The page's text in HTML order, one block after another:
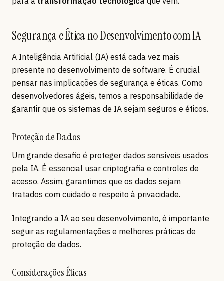
Segurança e Ética no Desenvolvimento com IA
A Inteligência Artificial (IA) está cada vez mais
presente no desenvolvimento de software. É crucial
pensar nas implicações de segurança e éticas. Como
desenvolvedores ágeis, temos a responsabilidade de
garantir que os sistemas de IA sejam seguros e éticos.
Proteção de Dados
Um grande desafio é proteger dados sensíveis usados
pela IA. É essencial usar criptografia e controles de
acesso. Assim, garantimos que os dados sejam
tratados com cuidado e respeito à privacidade.
Integrando a IA ao seu desenvolvimento, é importante
seguir as regulamentações e melhores práticas de
proteção de dados.
Considerações Éticas